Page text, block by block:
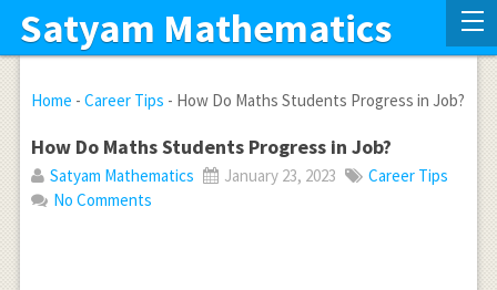
Satyam Mathematics
Home - Career Tips - How Do Maths Students Progress in Job?
How Do Maths Students Progress in Job?
Satyam Mathematics January 23, 2023
Career Tips
No Comments